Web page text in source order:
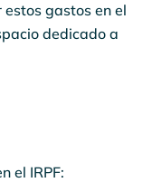
gastos en el
dedicado a
el IRPF: